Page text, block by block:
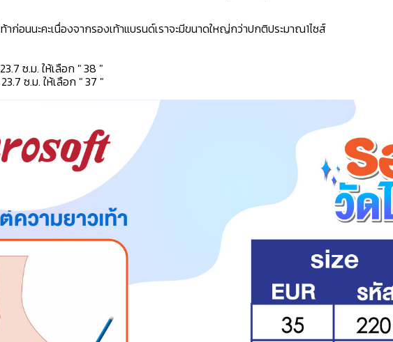
ก่อนนะคะเนื่องจากรองเท้าแบรนด์เราจะมีขนาดใหญ่กว่าปกติประมาณ1ไซส์
ซ.ม. ให้เลือก " 38 "
ซ.ม. ให้เลือก " 37 "